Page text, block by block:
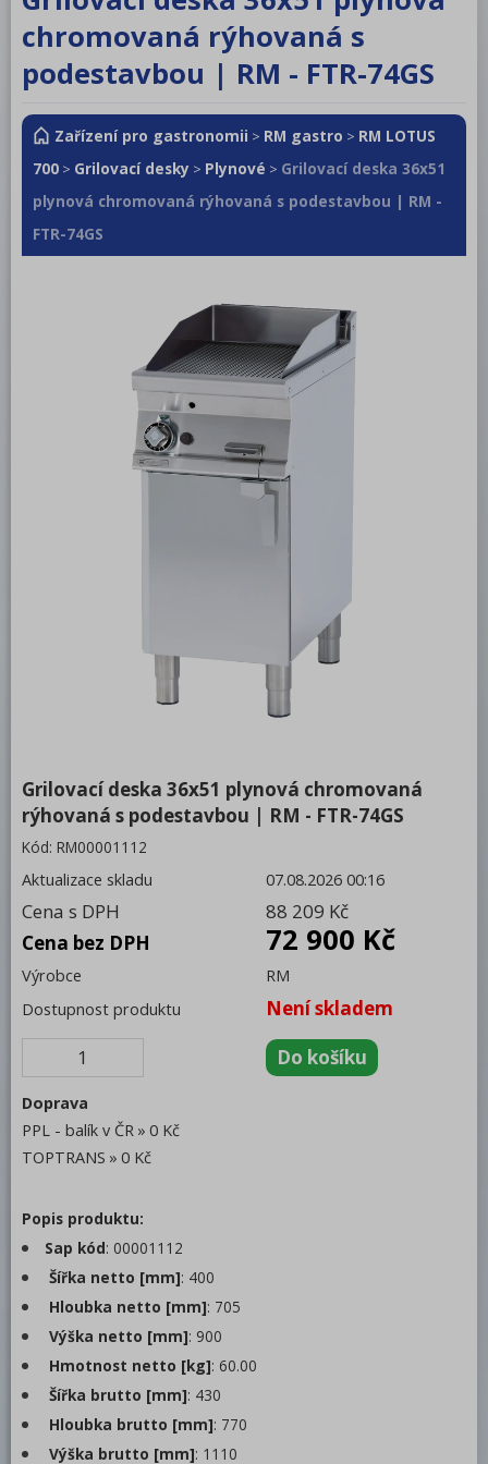
RM LOTUS 600
RM LOTUS 700
Sporáky s troubou
Grilovací desky
Udržovače hranolek
Vařiče těstovin
Smažící pánve multifunkční
Pánve sklopné
Příslušenství
Vodní lázně
Pizza program
Konvektomaty
Šokery
Chlazení
Mycí program
Salamandry
Regálový systém
Bufety, drop-in, vitríny, výdejní vany a
vodní lázně
Redfox
REDFOX 600
REDFOX 700
REDFOX 900
Volně stojící moduly
Nerezový program
chromovaná rýhovaná s
podestavbou | RM - FTR-74GS
Zařízení pro gastronomii > RM gastro > RM LOTUS
700 > Grilovací desky > Plynové > Grilovací deska 36x51
plynová chromovaná rýhovaná s podestavbou | RM -
FTR-74GS
Grilovací deska 36x51 plynová chromovaná
rýhovaná s podestavbou | RM - FTR-74GS
Kód: RM00001112
Aktualizace skladu
07.08.2026 00:16
Cena s DPH
88 209 Kč
Cena bez DPH
72 900 Kč
Výrobce
RM
Dostupnost produktu
Není skladem
Doprava
PPL - balík v ČR
0 Kč
TOPTRANS
0 Kč
Popis produktu:
Sap kód: 00001112
Šířka netto [mm]: 400
Hloubka netto [mm]: 705
Výška netto [mm]: 900
Hmotnost netto [kg]: 60.00
Šířka brutto [mm]: 430
Hloubka brutto [mm]: 770
Výška brutto [mm]: 1110